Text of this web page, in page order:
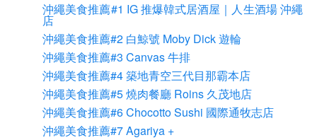
沖繩美食推薦#1 IG 推爆韓式居酒屋｜人生酒場 沖繩
店
沖繩美食推薦#2 白鯨號 Moby Dick 遊輪
沖繩美食推薦#3 Canvas 牛排
沖繩美食推薦#4 築地青空三代目那霸本店
沖繩美食推薦#5 燒肉餐廳 Roins 久茂地店
沖繩美食推薦#6 Chocotto Sushi 國際通牧志店
沖繩美食推薦#7 Agariya +